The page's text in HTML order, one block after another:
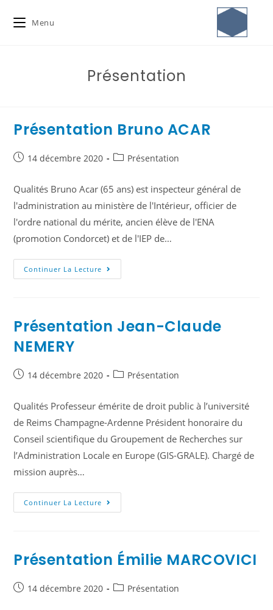
Menu
Présentation
Présentation Bruno ACAR
14 décembre 2020 Présentation
Qualités Bruno Acar (65 ans) est inspecteur général de
l'administration au ministère de l'Intérieur, officier de
l'ordre national du mérite, ancien élève de l'ENA
(promotion Condorcet) et de l'IEP de…
Continuer La Lecture
Présentation Jean-Claude
NEMERY
14 décembre 2020 Présentation
Qualités Professeur émérite de droit public à l’université
de Reims Champagne-Ardenne Président honoraire du
Conseil scientifique du Groupement de Recherches sur
l’Administration Locale en Europe (GIS-GRALE). Chargé de
mission auprès…
Continuer La Lecture
Présentation Émilie MARCOVICI
14 décembre 2020 Présentation